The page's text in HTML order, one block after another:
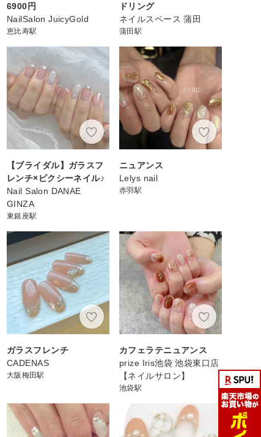
6900円
NailSalon JuicyGold
恵比寿駅
ドリング
ネイルスペース 蒲田
蒲田駅
【ブライダル】ガラスフ
レンチ×ピクシーネイル♪
Nail Salon DANAE
GINZA
東銀座駅
ニュアンス
Lelys nail
赤羽駅
ガラスフレンチ
CADENAS
大阪梅田駅
カフェラテニュアンス
prize Iris池袋 池袋東口店
【ネイルサロン】
池袋駅